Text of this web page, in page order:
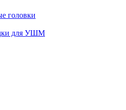
головки
для УШМ